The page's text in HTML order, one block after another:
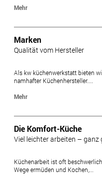
Mehr
Marken
Qualität vom Hersteller
Als kw küchenwerkstatt bieten
namhafter Küchenhersteller....
Mehr
Die Komfort-Küche
Viel leichter arbeiten – ganz
Küchenarbeit ist oft
Wege ermüden und Kochen,...